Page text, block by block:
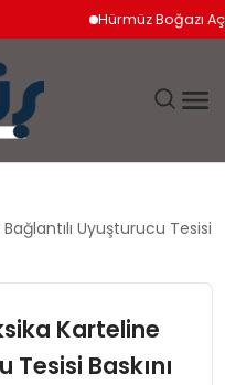
Hürmüz Boğazı
Uyuşturucu Tesisi
Karteline
Tesisi Baskını